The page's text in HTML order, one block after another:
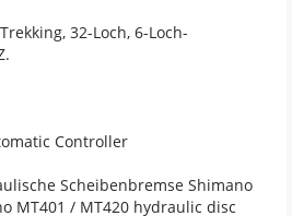
32-Loch, 6-Loch-
Controller
Scheibenbremse Shimano
MT401 / MT420 hydraulic disc